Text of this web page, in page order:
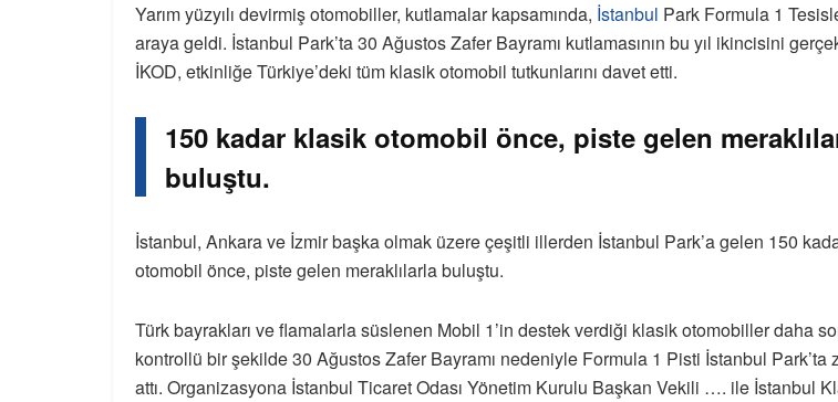
Yarım yüzyılı devirmiş otomobiller, kutlamalar kapsamında, İstanbul Park Formula 1
araya geldi. İstanbul Park’ta 30 Ağustos Zafer Bayramı kutlamasının bu yıl ikincisini
İKOD, etkinliğe Türkiye’deki tüm klasik otomobil tutkunlarını davet etti.
150 kadar klasik otomobil önce, piste gelen
buluştu.
İstanbul, Ankara ve İzmir başka olmak üzere çeşitli illerden İstanbul Park’a gelen 150
otomobil önce, piste gelen meraklılarla buluştu.
Türk bayrakları ve flamalarla süslenen Mobil 1’in destek verdiği klasik otomobiller daha
kontrollü bir şekilde 30 Ağustos Zafer Bayramı nedeniyle Formula 1 Pisti İstanbul Park’ta
attı. Organizasyona İstanbul Ticaret Odası Yönetim Kurulu Başkan Vekili …. ile İstanbul